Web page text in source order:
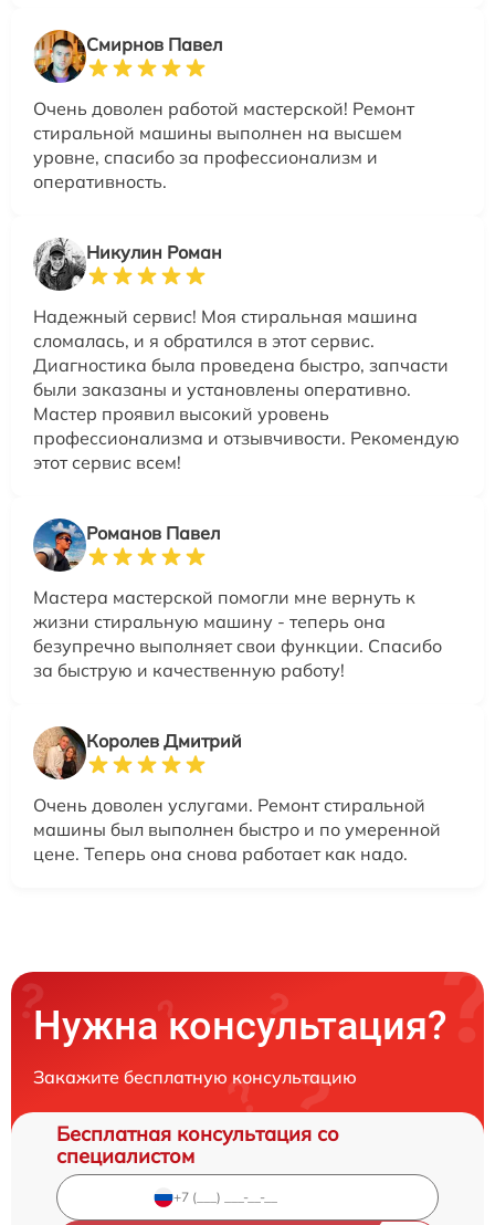
Смирнов Павел
Очень доволен работой мастерской! Ремонт
стиральной машины выполнен на высшем
уровне, спасибо за профессионализм и
оперативность.
Никулин Роман
Надежный сервис! Моя стиральная машина
сломалась, и я обратился в этот сервис.
Диагностика была проведена быстро, запчасти
были заказаны и установлены оперативно.
Мастер проявил высокий уровень
профессионализма и отзывчивости. Рекомендую
этот сервис всем!
Романов Павел
Мастера мастерской помогли мне вернуть к
жизни стиральную машину - теперь она
безупречно выполняет свои функции. Спасибо
за быструю и качественную работу!
Королев Дмитрий
Очень доволен услугами. Ремонт стиральной
машины был выполнен быстро и по умеренной
цене. Теперь она снова работает как надо.
Нужна консультация?
Закажите бесплатную консультацию
Бесплатная консультация со
специалистом